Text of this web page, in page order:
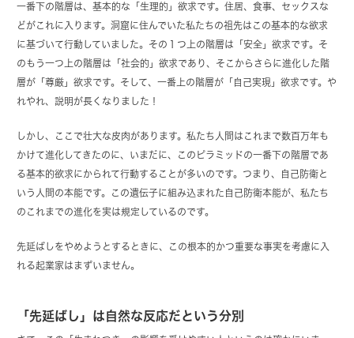
一番下の階層は、基本的な「生理的」欲求です。住居、食事、セックスな
どがこれに入ります。洞窟に住んでいた私たちの祖先はこの基本的な欲求
に基づいて行動していました。その１つ上の階層は「安全」欲求です。そ
のもう一つ上の階層は「社会的」欲求であり、そこからさらに進化した階
層が「尊厳」欲求です。そして、一番上の階層が「自己実現」欲求です。や
れやれ、説明が長くなりました！
しかし、ここで壮大な皮肉があります。私たち人間はこれまで数百万年も
かけて進化してきたのに、いまだに、このピラミッドの一番下の階層であ
る基本的欲求にかられて行動することが多いのです。つまり、自己防衛と
いう人間の本能です。この遺伝子に組み込まれた自己防衛本能が、私たち
のこれまでの進化を実は規定しているのです。
先延ばしをやめようとするときに、この根本的かつ重要な事実を考慮に入
れる起業家はまずいません。
「先延ばし」は自然な反応だという分別